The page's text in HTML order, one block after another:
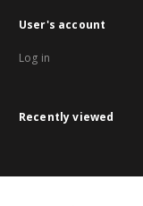
User's account
Log in
Recently viewed